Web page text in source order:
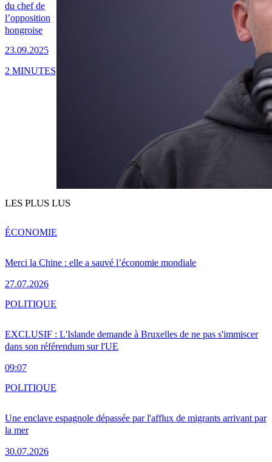
du chef de
l’opposition
hongroise
23.09.2025
2 MINUTES
LES PLUS LUS
Merci la Chine : elle a sauvé l’économie mondiale
27.07.2026
ÉCONOMIE
EXCLUSIF : L'Islande demande à Bruxelles de ne pas s'immiscer
dans son référendum sur l'UE
09:07
POLITIQUE
Une enclave espagnole dépassée par l'afflux de migrants arrivant par
la mer
30.07.2026
POLITIQUE